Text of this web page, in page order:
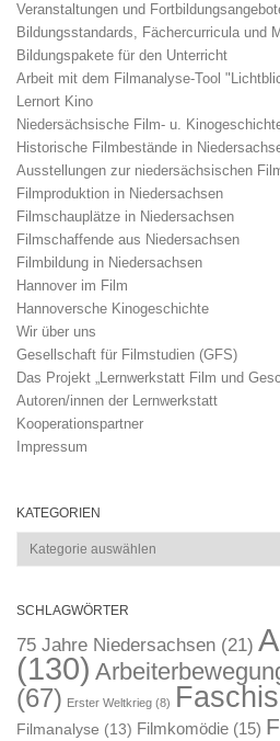
Veranstaltungen und
Bildungsstandards, Fächercurricula und
Bildungspakete für den Unterricht
Arbeit mit dem Filmanalyse-Tool
Lernort Kino
Niedersächsische Film- u.
Historische Filmbestände in
Ausstellungen zur niedersächsischen
Filmproduktion in Niedersachsen
Filmschauplätze in Niedersachsen
Filmschaffende aus Niedersachsen
Filmbildung in Niedersachsen
Hannover im Film
Hannoversche Kinogeschichte
Wir über uns
Gesellschaft für Filmstudien (GFS)
Das Projekt „Lernwerkstatt Film und
Autoren/innen der Lernwerkstatt
Kooperationspartner
Impressum
KATEGORIEN
Kategorien
SCHLAGWÖRTER
75 Jahre Niedersachsen (21)
(130)
(67) Erster Weltkrieg (8)
Filmanalyse (13) Filmkomödie (15)